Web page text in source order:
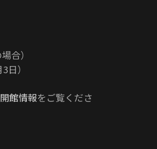
合）
）
開館情報をご覧くださ